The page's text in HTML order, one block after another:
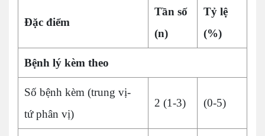
Đặc điểm
Tần số
(n)
Tỷ lệ
(%)
Bệnh lý kèm theo
Số bệnh kèm (trung vị-
tứ phân vị)
2 (1-3) (0-5)